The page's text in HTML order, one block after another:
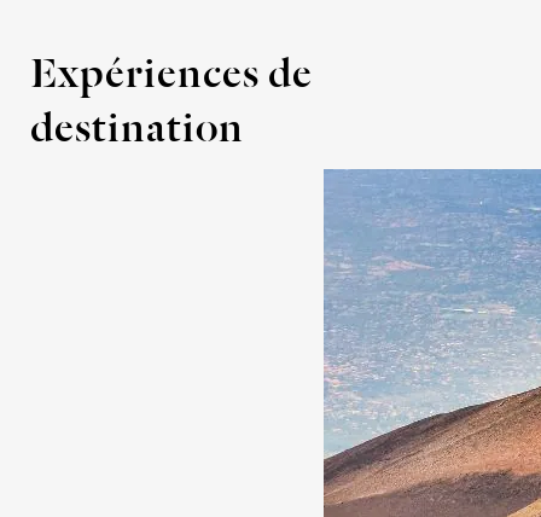
Expériences de
destination